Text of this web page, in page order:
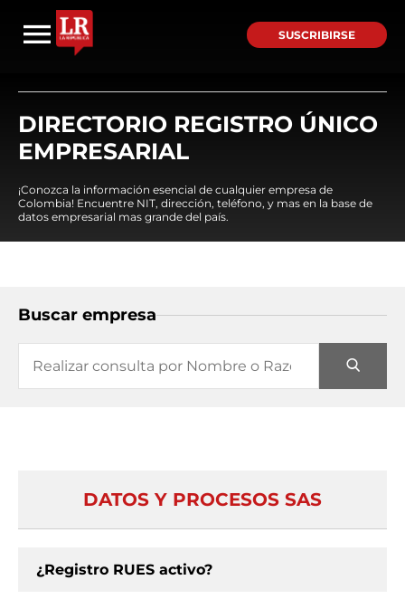
SUSCRIBIRSE
DIRECTORIO REGISTRO ÚNICO
EMPRESARIAL
¡Conozca la información esencial de cualquier empresa de
Colombia! Encuentre NIT, dirección, teléfono, y mas en la base de
datos empresarial mas grande del país.
Buscar empresa
DATOS Y PROCESOS SAS
¿Registro RUES activo?